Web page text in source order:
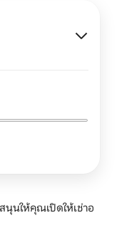
นุนให้คุณเปิดให้เช่าอ